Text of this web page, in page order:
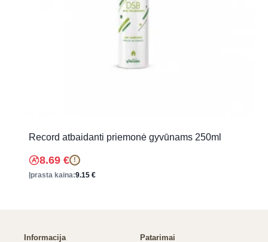
Record atbaidanti priemonė gyvūnams 250ml
8.69 € !
Įprasta kaina:9.15 €
Informacija Patarimai